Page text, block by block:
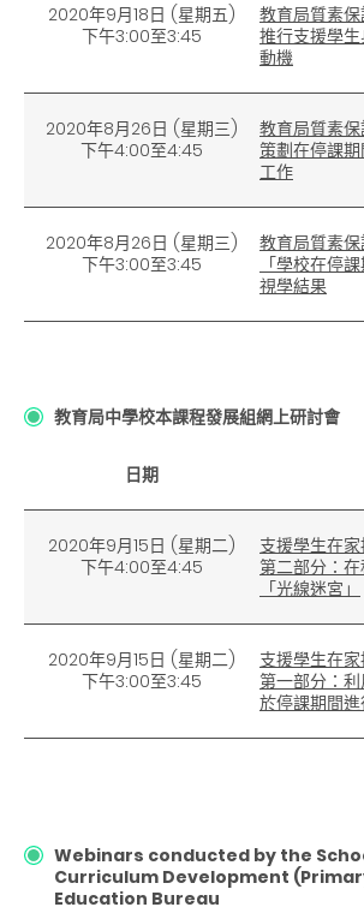
2020年9月18日 (星期五)
下午3:00至3:45
教育局質素保
推行支援學
動機
2020年8月26日 (星期三)
下午4:00至4:45
教育局質素保
策劃在停課
工作
2020年8月26日 (星期三)
下午3:00至3:45
教育局質素保
「學校在停
視學結果
教育局中學校本課程發展組網上研討會
日期
2020年9月15日 (星期二)
下午4:00至4:45
支援學生在
第二部分：
「光線迷宮」
2020年9月15日 (星期二)
下午3:00至3:45
支援學生在
第一部分：
於停課期間
Webinars conducted by the
Curriculum Development
Education Bureau